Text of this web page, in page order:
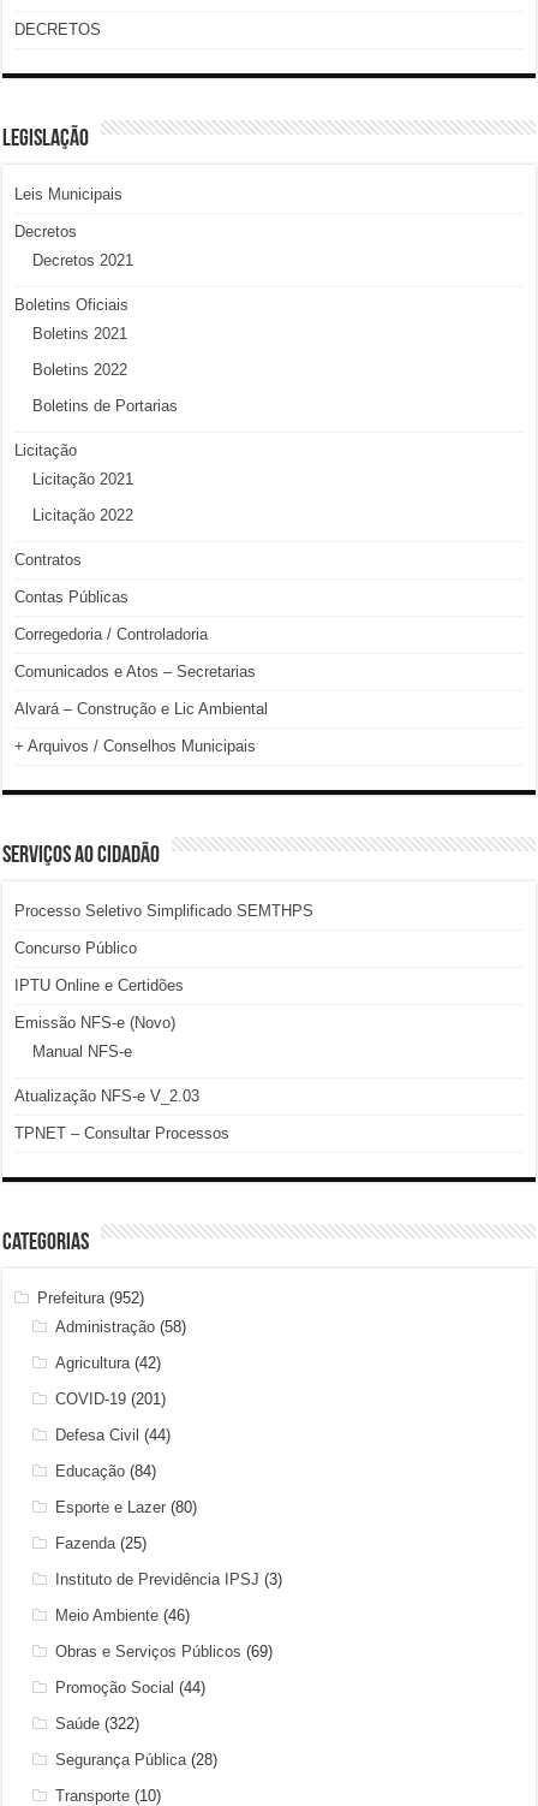
DECRETOS
LEGISLAÇÃO
Leis Municipais
Decretos
Decretos 2021
Boletins Oficiais
Boletins 2021
Boletins 2022
Boletins de Portarias
Licitação
Licitação 2021
Licitação 2022
Contratos
Contas Públicas
Corregedoria / Controladoria
Comunicados e Atos – Secretarias
Alvará – Construção e Lic Ambiental
+ Arquivos / Conselhos Municipais
SERVIÇOS AO CIDADÃO
Processo Seletivo Simplificado SEMTHPS
Concurso Público
IPTU Online e Certidões
Emissão NFS-e (Novo)
Manual NFS-e
Atualização NFS-e V_2.03
TPNET – Consultar Processos
Categorias
Prefeitura (952)
Administração (58)
Agricultura (42)
COVID-19 (201)
Defesa Civil (44)
Educação (84)
Esporte e Lazer (80)
Fazenda (25)
Instituto de Previdência IPSJ (3)
Meio Ambiente (46)
Obras e Serviços Públicos (69)
Promoção Social (44)
Saúde (322)
Segurança Pública (28)
Transporte (10)